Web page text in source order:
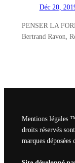
Déc 20,
PENSER LA
Bertrand Ravon,
Mentions légales
droits réservés
marques déposées